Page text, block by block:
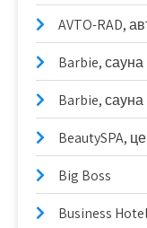
AVTO-RAD,
Barbie, сауна
Barbie, сауна
BeautySPA,
Big Boss
Business